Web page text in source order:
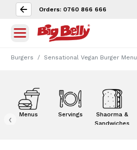
Orders: 0760 866 666
Burgers Sensational Vegan Burger Menu
Menus Servings
Shaorma &
Sandwiches
‹